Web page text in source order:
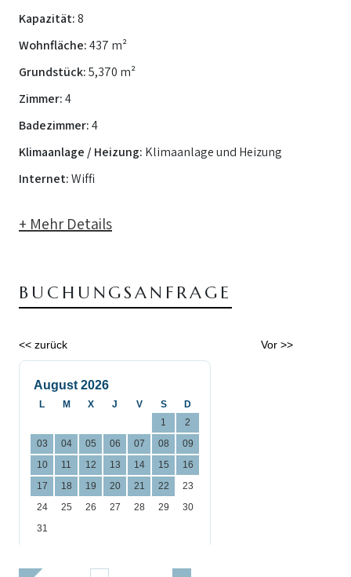
Kapazität:8
Wohnfläche:437 m²
Grundstück:5,370 m²
Zimmer:4
Badezimmer:4
Klimaanlage / Heizung: Klimaanlage und Heizung
Internet:Wiffi
+ Mehr Details
BUCHUNGSANFRAGE